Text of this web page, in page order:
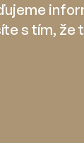
s tím, že